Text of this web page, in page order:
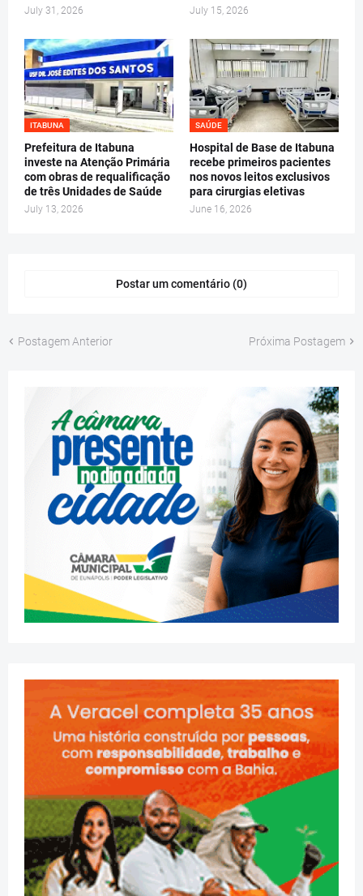
July 31, 2026 July 15, 2026
ITABUNA
Prefeitura de Itabuna
investe na Atenção Primária
com obras de requalificação
de três Unidades de Saúde
July 13, 2026
SAÚDE
Hospital de Base de Itabuna
recebe primeiros pacientes
nos novos leitos exclusivos
para cirurgias eletivas
June 16, 2026
Postar um comentário (0)
Postagem Anterior Próxima Postagem